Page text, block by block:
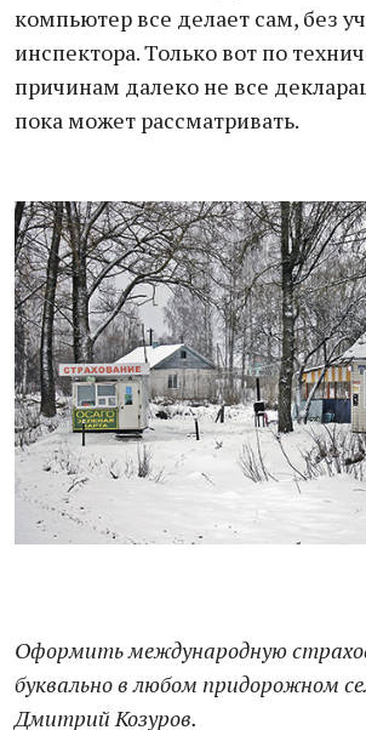
компьютер все делает сам, без
инспектора. Только вот по
причинам далеко не все
пока может рассматривать.
Оформить международную
буквально в любом придорожном
Дмитрий Козуров.